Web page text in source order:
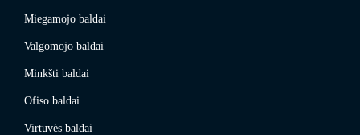
Miegamojo baldai
Valgomojo baldai
Minkšti baldai
Ofiso baldai
Virtuvės baldai